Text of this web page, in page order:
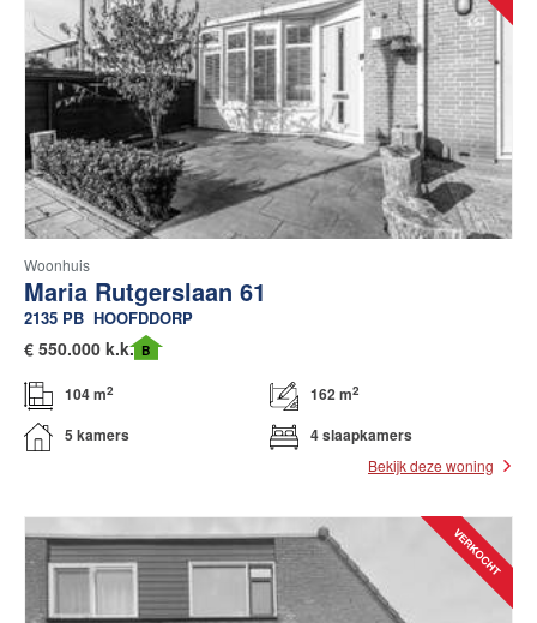
Woonhuis
Maria Rutgerslaan 61
2135 PB HOOFDDORP
€ 550.000 k.k. B
104 m2 162 m2
5 kamers 4 slaapkamers
Bekijk deze woning